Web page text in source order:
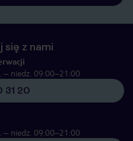
z nami
niedz. 09:00–21:00
31 20
niedz. 09:00–21:00